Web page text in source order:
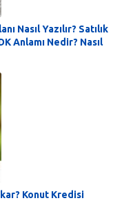
Nasıl Yazılır? Satılık
Anlamı Nedir? Nasıl
Konut Kredisi